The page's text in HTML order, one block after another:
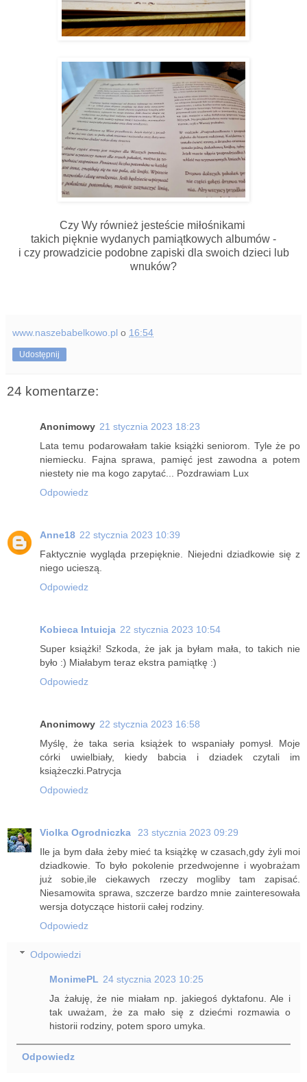
Czy Wy również jesteście miłośnikami
takich pięknie wydanych pamiątkowych albumów -
i czy prowadzicie podobne zapiski dla swoich dzieci lub
wnuków?
www.naszebabelkowo.pl o 16:54
Udostępnij
24 komentarze:
Anonimowy 21 stycznia 2023 18:23
Lata temu podarowałam takie książki seniorom. Tyle że po
niemiecku. Fajna sprawa, pamięć jest zawodna a potem
niestety nie ma kogo zapytać... Pozdrawiam Lux
Odpowiedz
Anne18 22 stycznia 2023 10:39
Faktycznie wygląda przepięknie. Niejedni dziadkowie się z
niego ucieszą.
Odpowiedz
Kobieca Intuicja 22 stycznia 2023 10:54
Super książki! Szkoda, że jak ja byłam mała, to takich nie
było :) Miałabym teraz ekstra pamiątkę :)
Odpowiedz
Anonimowy 22 stycznia 2023 16:58
Myślę, że taka seria książek to wspaniały pomysł. Moje
córki uwielbiały, kiedy babcia i dziadek czytali im
książeczki.Patrycja
Odpowiedz
Violka Ogrodniczka
23 stycznia 2023 09:29
Ile ja bym dała żeby mieć ta książkę w czasach,gdy żyli moi
dziadkowie. To było pokolenie przedwojenne i wyobrażam
już sobie,ile ciekawych rzeczy mogliby tam zapisać.
Niesamowita sprawa, szczerze bardzo mnie zainteresowała
wersja dotyczące historii całej rodziny.
Odpowiedz
Odpowiedzi
MonimePL 24 stycznia 2023 10:25
Ja żałuję, że nie miałam np. jakiegoś dyktafonu. Ale i
tak uważam, że za mało się z dziećmi rozmawia o
historii rodziny, potem sporo umyka.
Odpowiedz